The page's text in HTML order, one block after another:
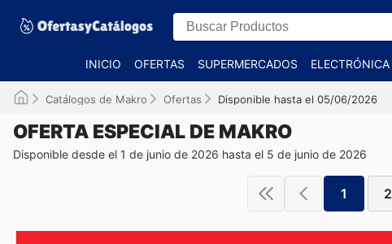
INICIO OFERTAS SUPERMERCADOS ELECTRÓNICA
Catálogos de Makro Ofertas Disponible hasta el 05/06/2026
OFERTA ESPECIAL DE MAKRO
Disponible desde el 1 de junio de 2026 hasta el 5 de junio de 2026
1 2